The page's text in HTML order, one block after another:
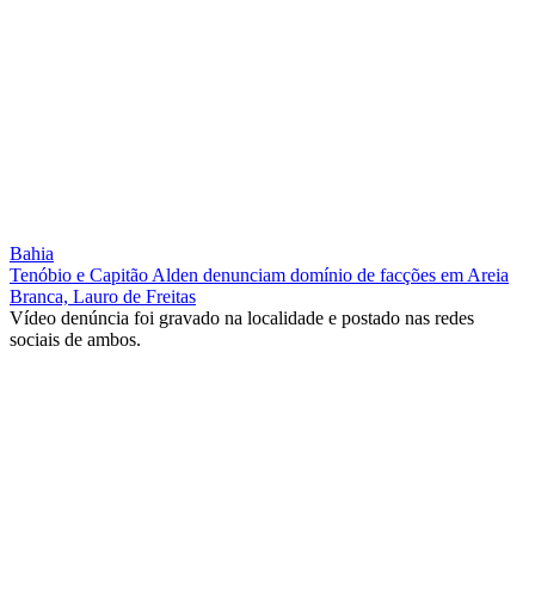
Bahia
Tenóbio e Capitão Alden denunciam domínio de facções em Areia
Branca, Lauro de Freitas
Vídeo denúncia foi gravado na localidade e postado nas redes
sociais de ambos.